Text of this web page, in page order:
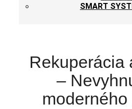
SMART
Rekuperácia
–